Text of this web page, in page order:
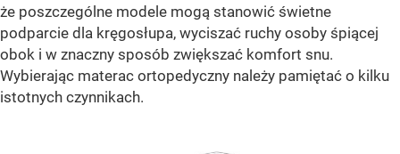
że poszczególne modele mogą stanowić świetne
podparcie dla kręgosłupa, wyciszać ruchy osoby śpiącej
obok i w znaczny sposób zwiększać komfort snu.
Wybierając materac ortopedyczny należy pamiętać o kilku
istotnych czynnikach.